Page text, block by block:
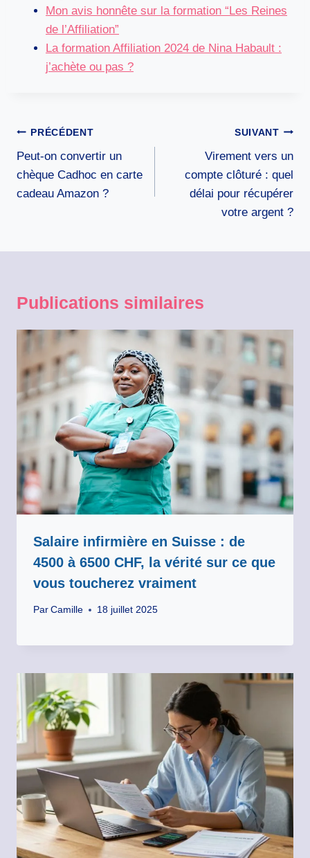
Mon avis honnête sur la formation “Les Reines
de l’Affiliation”
La formation Affiliation 2024 de Nina Habault :
j’achète ou pas ?
Navigation
de
l’article
PRÉCÉDENT
Peut-on convertir un
chèque Cadhoc en carte
cadeau Amazon ?
SUIVANT
Virement vers un
compte clôturé : quel
délai pour récupérer
votre argent ?
Publications similaires
Salaire infirmière en Suisse : de
4500 à 6500 CHF, la vérité sur ce que
vous toucherez vraiment
Par Camille 18 juillet 2025